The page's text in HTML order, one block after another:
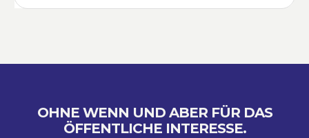
OHNE WENN UND ABER FÜR DAS
ÖFFENTLICHE INTERESSE.